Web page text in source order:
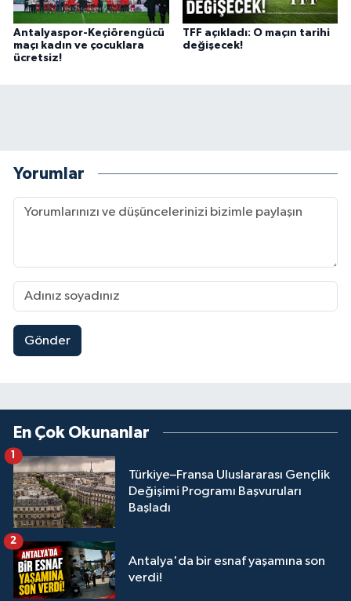
Antalyaspor-Keçiörengücü
maçı kadın ve çocuklara
ücretsiz!
TFF açıkladı: O maçın tarihi
değişecek!
Yorumlar
Gönder
En Çok Okunanlar
Türkiye–Fransa Uluslararası Gençlik
Değişimi Programı Başvuruları
Başladı
1
Antalya'da bir esnaf yaşamına son
verdi!
2